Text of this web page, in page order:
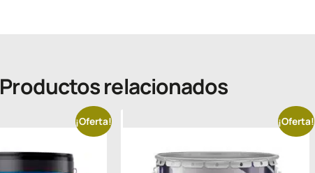
Productos relacionados
¡Oferta! ¡Oferta!